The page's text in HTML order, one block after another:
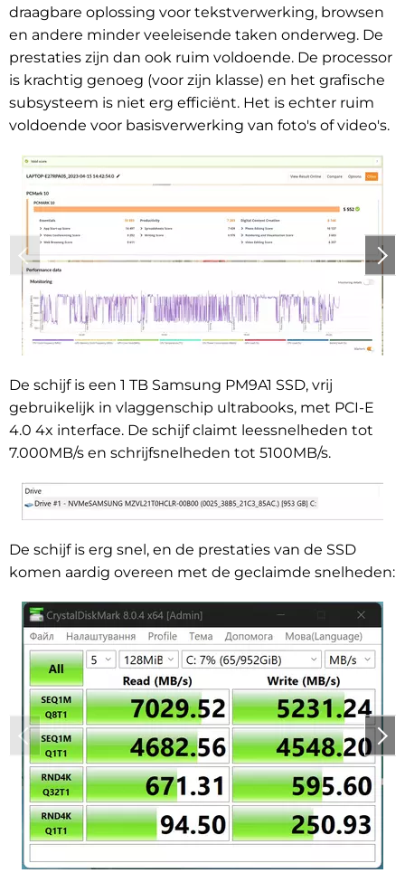
draagbare oplossing voor tekstverwerking, browsen
en andere minder veeleisende taken onderweg. De
prestaties zijn dan ook ruim voldoende. De processor
is krachtig genoeg (voor zijn klasse) en het grafische
subsysteem is niet erg efficiënt. Het is echter ruim
voldoende voor basisverwerking van foto's of video's.
De schijf is een 1 TB Samsung PM9A1 SSD, vrij
gebruikelijk in vlaggenschip ultrabooks, met PCI-E
4.0 4x interface. De schijf claimt leessnelheden tot
7.000MB/s en schrijfsnelheden tot 5100MB/s.
De schijf is erg snel, en de prestaties van de SSD
komen aardig overeen met de geclaimde snelheden: